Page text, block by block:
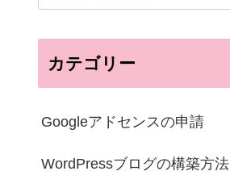
カテゴリー
Googleアドセンスの申請
WordPressブログの構築方法